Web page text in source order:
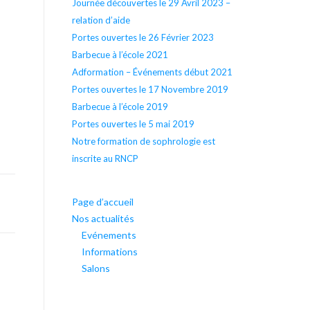
Journée découvertes le 29 Avril 2023 –
relation d’aide
Portes ouvertes le 26 Février 2023
Barbecue à l’école 2021
Adformation – Événements début 2021
Portes ouvertes le 17 Novembre 2019
Barbecue à l’école 2019
Portes ouvertes le 5 mai 2019
Notre formation de sophrologie est
inscrite au RNCP
Page d’accueil
Nos actualités
Evénements
Informations
Salons